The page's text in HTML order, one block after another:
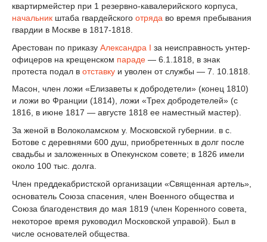
квартирмейстер при 1 резервно-кавалерийского корпуса,
начальник штаба гвардейского отряда во время пребывания
гвардии в Москве в 1817-1818.
Арестован по приказу Александра I за неисправность унтер-
офицеров на крещенском параде — 6.1.1818, в знак
протеста подал в отставку и уволен от службы — 7. 10.1818.
Масон, член ложи «Елизаветы к добродетели» (конец 1810)
и ложи во Франции (1814), ложи «Трех добродетелей» (с
1816, в июне 1817 — августе 1818 ее наместный мастер).
За женой в Волоколамском у. Московской губернии. в с.
Ботове с деревнями 600 душ, приобретенных в долг после
свадьбы и заложенных в Опекунском совете; в 1826 имели
около 100 тыс. долга.
Член преддекабристской организации «Священная артель»,
основатель Союза спасения, член Военного общества и
Союза благоденствия до мая 1819 (член Коренного совета,
некоторое время руководил Московской управой). Был в
числе основателей общества.